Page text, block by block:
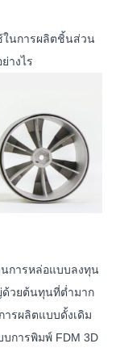
ในการผลิตชิ้นส่วน
างไร
การหล่อแบบลงทุน
วยต้นทุนที่ต่ำมาก
รผลิตแบบดั้งเดิม
การพิมพ์ FDM 3D